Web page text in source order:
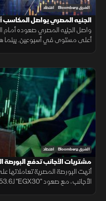
الشرق Bloomberg اقتصاد
نقطة
واصل الجنيه المصري صعوده أمام
أعلى مستوى في أسبوعين.
الشرق Bloomberg اقتصاد
يتألق
أنهت البورصة المصرية تعاملاتها